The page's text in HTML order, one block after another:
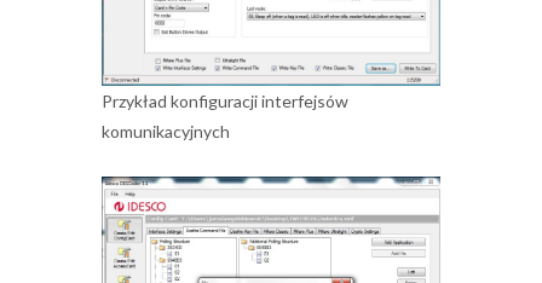
Przykład konfiguracji interfejsów
komunikacyjnych